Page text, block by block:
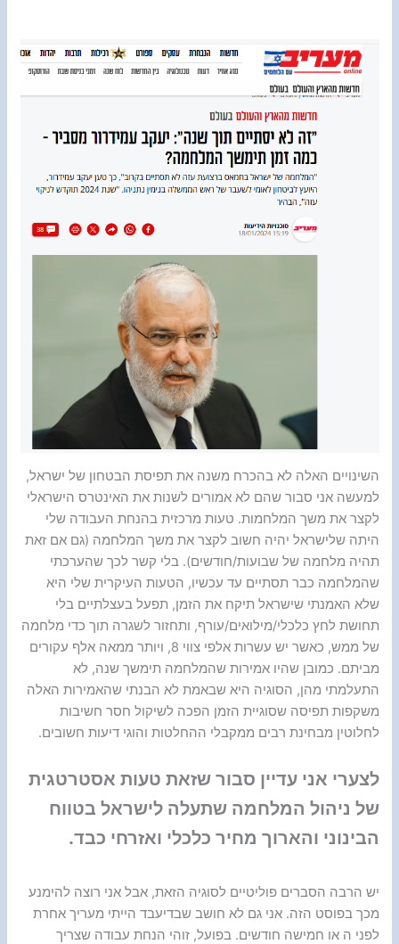
השינויים האלה לא בהכרח משנה את תפיסת הבטחון של ישראל,
למעשה אני סבור שהם לא אמורים לשנות את האינטרס הישראלי
לקצר את משך המלחמות. טעות מרכזית בהנחת העבודה שלי
היתה שלישראל יהיה חשוב לקצר את משך המלחמה (גם אם זאת
תהיה מלחמה של שבועות/חודשים). בלי קשר לכך שהערכתי
שהמלחמה כבר תסתיים עד עכשיו, הטעות העיקרית שלי היא
שלא האמנתי שישראל תיקח את הזמן, תפעל בעצלתיים בלי
תחושת לחץ כלכלי/מילואים/עורף, ותחזור לשגרה תוך כדי מלחמה
של ממש, כאשר יש עשרות אלפי צווי 8, ויותר ממאה אלף עקורים
מביתם. כמובן שהיו אמירות שהמלחמה תימשך שנה, לא
התעלמתי מהן, הסוגיה היא שבאמת לא הבנתי שהאמירות האלה
משקפות תפיסה שסוגיית הזמן הפכה לשיקול חסר חשיבות
לחלוטין מבחינת רבים ממקבלי ההחלטות והוגי דיעות חשובים.
לצערי אני עדיין סבור שזאת טעות אסטרטגית
של ניהול המלחמה שתעלה לישראל בטווח
הבינוני והארוך מחיר כלכלי ואזרחי כבד.
יש הרבה הסברים פוליטיים לסוגיה הזאת, אבל אני רוצה להימנע
מכך בפוסט הזה. אני גם לא חושב שבדיעבד הייתי מעריך אחרת
לפני ה או חמישה חודשים. בפועל, זוהי הנחת עבודה שצריך